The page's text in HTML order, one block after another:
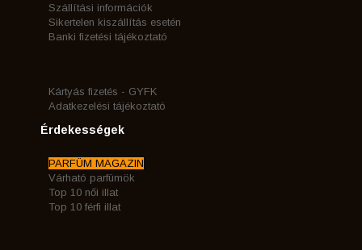
Szállítási információk
Sikertelen kiszállítás esetén
Banki fizetési tájékoztató
Kártyás fizetés - GYFK
Adatkezelési tájékoztató
Érdekességek
PARFÜM MAGAZIN
Várható parfümök
Top 10 női illat
Top 10 férfi illat